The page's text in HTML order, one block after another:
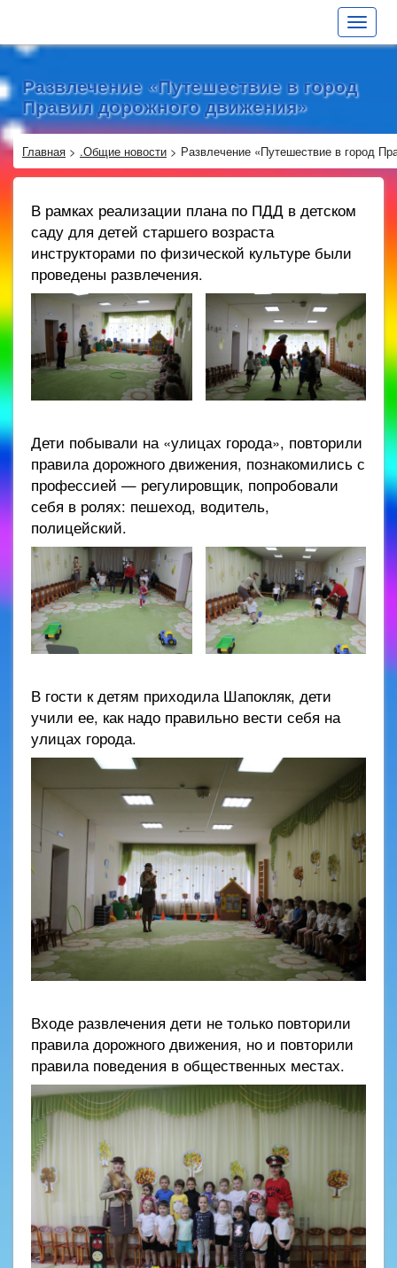
Toggle
Развлечение «Путешествие в город
Правил дорожного движения»
Главная > .Общие новости > Развлечение «Путешествие в город
В рамках реализации плана по ПДД в детском
саду для детей старшего возраста
инструкторами по физической культуре были
проведены развлечения.
Дети побывали на «улицах города», повторили
правила дорожного движения, познакомились с
профессией — регулировщик, попробовали
себя в ролях: пешеход, водитель,
полицейский.
В гости к детям приходила Шапокляк, дети
учили ее, как надо правильно вести себя на
улицах города.
Входе развлечения дети не только повторили
правила дорожного движения, но и повторили
правила поведения в общественных местах.